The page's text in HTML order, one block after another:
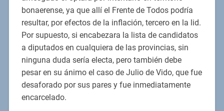
bonaerense, ya que allí el Frente de Todos podría
resultar, por efectos de la inflación, tercero en la lid.
Por supuesto, si encabezara la lista de candidatos
a diputados en cualquiera de las provincias, sin
ninguna duda sería electa, pero también debe
pesar en su ánimo el caso de Julio de Vido, que fue
desaforado por sus pares y fue inmediatamente
encarcelado.